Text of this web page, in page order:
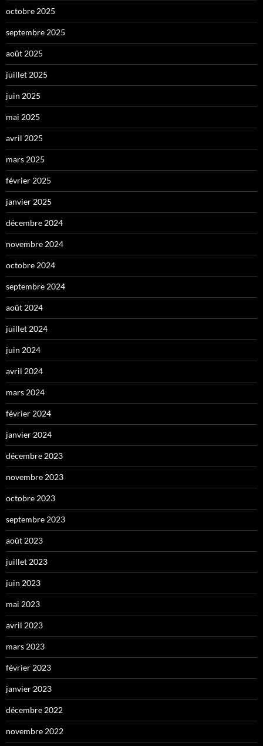
octobre 2025
septembre 2025
août 2025
juillet 2025
juin 2025
mai 2025
avril 2025
mars 2025
février 2025
janvier 2025
décembre 2024
novembre 2024
octobre 2024
septembre 2024
août 2024
juillet 2024
juin 2024
avril 2024
mars 2024
février 2024
janvier 2024
décembre 2023
novembre 2023
octobre 2023
septembre 2023
août 2023
juillet 2023
juin 2023
mai 2023
avril 2023
mars 2023
février 2023
janvier 2023
décembre 2022
novembre 2022